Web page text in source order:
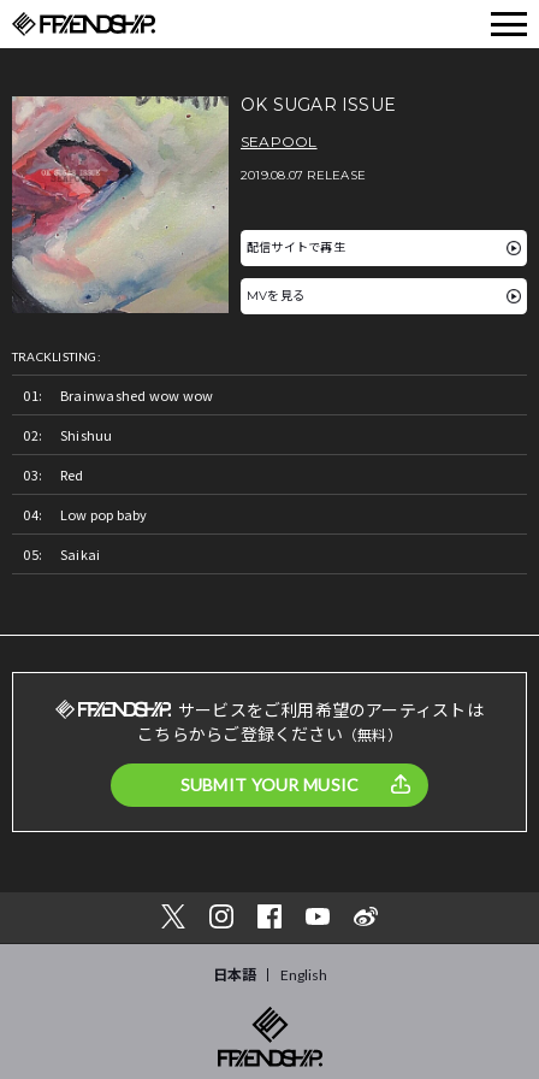
OK SUGAR ISSUE
SEAPOOL
2019.08.07 RELEASE
配信サイトで再生
MVを見る
TRACKLISTING:
Brainwashed wow wow
Shishuu
Red
Low pop baby
Saikai
サービスをご利用希望のアーティストは
こちらからご登録ください （無料）
SUBMIT YOUR MUSIC
日本語 English